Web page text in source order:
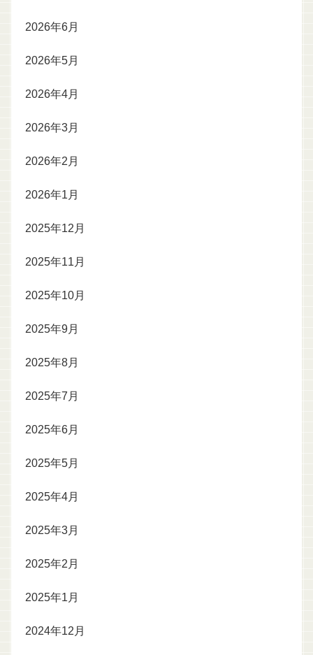
2026年6月
2026年5月
2026年4月
2026年3月
2026年2月
2026年1月
2025年12月
2025年11月
2025年10月
2025年9月
2025年8月
2025年7月
2025年6月
2025年5月
2025年4月
2025年3月
2025年2月
2025年1月
2024年12月